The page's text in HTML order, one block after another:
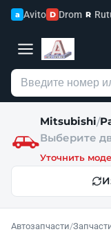
a Avito D Drom R
Mitsubishi/
Выберите
Уточнить
Автозапчасти/